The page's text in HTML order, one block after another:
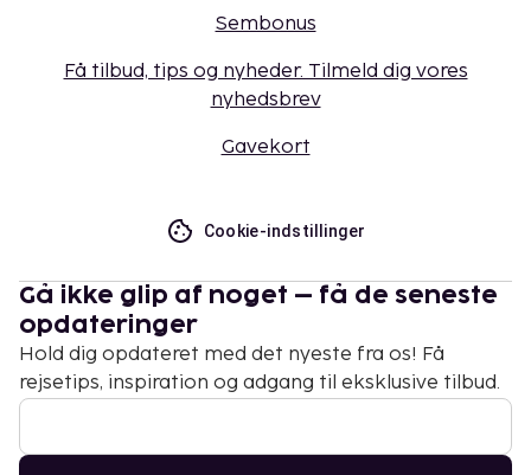
Sembonus
Få tilbud, tips og nyheder. Tilmeld dig vores
nyhedsbrev
Gavekort
Cookie-indstillinger
Gå ikke glip af noget – få de seneste
opdateringer
Hold dig opdateret med det nyeste fra os! Få
rejsetips, inspiration og adgang til eksklusive tilbud.